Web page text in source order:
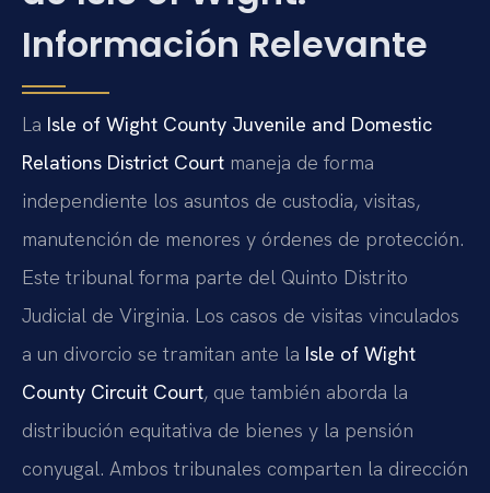
Información Relevante
La Isle of Wight County Juvenile and Domestic
Relations District Court maneja de forma
independiente los asuntos de custodia, visitas,
manutención de menores y órdenes de protección.
Este tribunal forma parte del Quinto Distrito
Judicial de Virginia. Los casos de visitas vinculados
a un divorcio se tramitan ante la Isle of Wight
County Circuit Court, que también aborda la
distribución equitativa de bienes y la pensión
conyugal. Ambos tribunales comparten la dirección